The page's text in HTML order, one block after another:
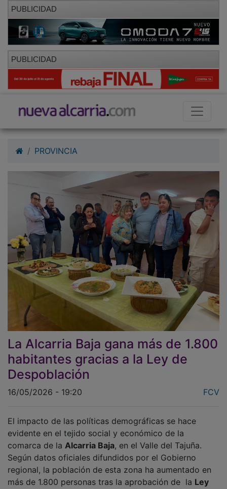
PUBLICIDAD
PUBLICIDAD
La Alcarria Baja gana más de 1.800
habitantes gracias a la Ley de
Despoblación
evidente en el tejido social y económico de la
comarca de la Alcarria Baja, en el Valle del Tajuña.
Según datos oficiales difundidos por el Gobierno
regional, la población de esta zona ha aumentado en
más de 1.800 personas tras la aprobación de laLey